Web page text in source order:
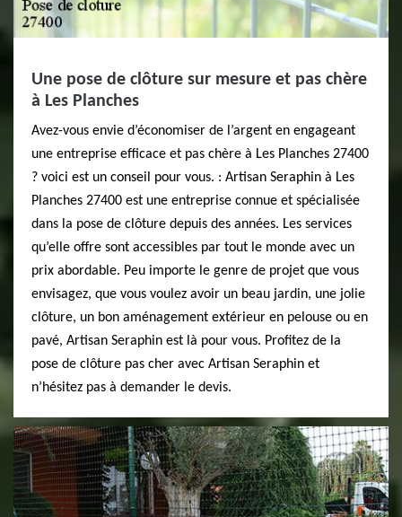
Une pose de clôture sur mesure et pas chère
à Les Planches
Avez-vous envie d’économiser de l’argent en engageant
une entreprise efficace et pas chère à Les Planches 27400
? voici est un conseil pour vous. : Artisan Seraphin à Les
Planches 27400 est une entreprise connue et spécialisée
dans la pose de clôture depuis des années. Les services
qu’elle offre sont accessibles par tout le monde avec un
prix abordable. Peu importe le genre de projet que vous
envisagez, que vous voulez avoir un beau jardin, une jolie
clôture, un bon aménagement extérieur en pelouse ou en
pavé, Artisan Seraphin est là pour vous. Profitez de la
pose de clôture pas cher avec Artisan Seraphin et
n’hésitez pas à demander le devis.